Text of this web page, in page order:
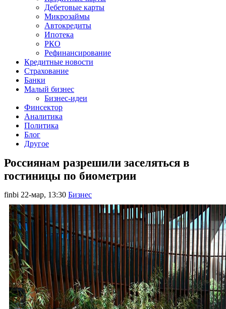
Дебетовые карты
Микрозаймы
Автокредиты
Ипотека
РКО
Рефинансирование
Кредитные новости
Страхование
Банки
Малый бизнес
Бизнес-идеи
Финсектор
Аналитика
Политика
Блог
Другое
Россиянам разрешили заселяться в
гостиницы по биометрии
finbi 22-мар, 13:30 Бизнес